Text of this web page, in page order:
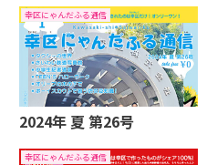
幸区にゃんだふる通信
2024年 夏 第26号
幸区にゃんだふる通信